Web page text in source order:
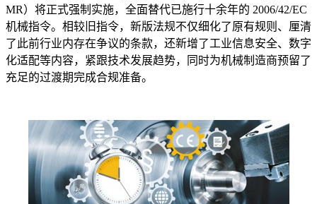
MR）将正式强制实施，全面替代已施行十余年的 2006/42/EC
机械指令。相较旧指令，新版法规不仅细化了原有规则、厘清
了此前行业内存在争议的条款，还新增了工业信息安全、数字
化适配等内容，紧跟技术发展趋势，同时为机械制造商预留了
充足的过渡期完成合规准备。